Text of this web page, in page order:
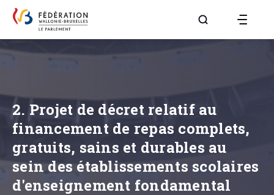
Aller à la page
2. Projet de décret relatif au
financement de repas complets,
gratuits, sains et durables au
sein des établissements scolaires
d'enseignement fondamental